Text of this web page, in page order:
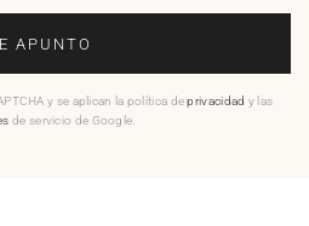
APUNTO
y se aplican la política deprivacidad y las
de servicio de Google.